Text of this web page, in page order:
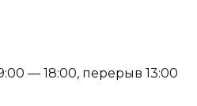
— 18:00, перерыв 13:00